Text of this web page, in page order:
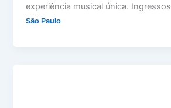
experiência musical única. Ingressos
São Paulo